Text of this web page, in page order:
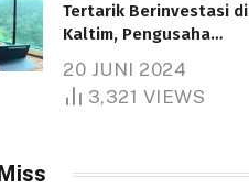
Tertarik Berinvestasi di
Kaltim, Pengusaha
1.000 Hektare
20 JUNI 2024
3,321 VIEWS